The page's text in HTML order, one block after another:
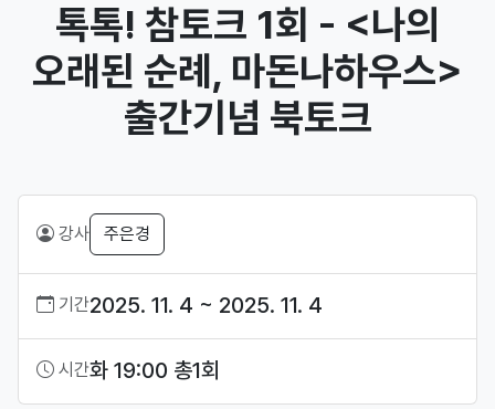
톡톡! 참토크 1회 - <나의
오래된 순례, 마돈나하우스>
출간기념 북토크
강사 주은경
기간2025. 11. 4 ~ 2025. 11. 4
시간화 19:00 총1회